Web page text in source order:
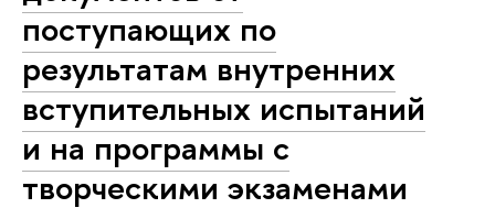
поступающих по
результатам внутренних
вступительных испытаний
и на программы с
творческими экзаменами